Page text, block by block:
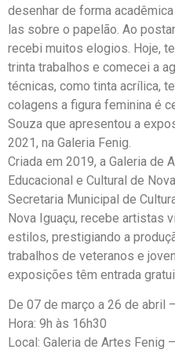
desenhar de forma
las sobre o papelão. Ao
recebi muitos elogios. Hoje,
trinta trabalhos e comecei a
técnicas, como tinta acrílica,
colagens a figura feminina é
Souza que apresentou a
2021, na Galeria Fenig.
Criada em 2019, a Galeria de
Educacional e Cultural de
Secretaria Municipal de
Nova Iguaçu, recebe artistas
estilos, prestigiando a
trabalhos de veteranos e
exposições têm entrada
De 07 de março a 26 de abril
Hora: 9h às 16h30
Local: Galeria de Artes Fenig